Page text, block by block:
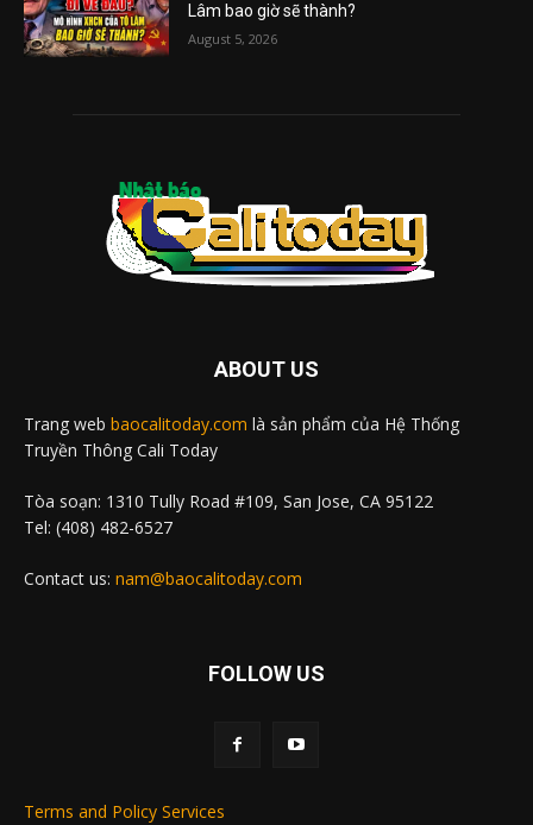
Lâm bao giờ sẽ thành?
August 5, 2026
ABOUT US
Trang web baocalitoday.com là sản phẩm của Hệ Thống
Truyền Thông Cali Today
Tòa soạn: 1310 Tully Road #109, San Jose, CA 95122
Tel: (408) 482-6527
Contact us: nam@baocalitoday.com
FOLLOW US
Terms and Policy Services